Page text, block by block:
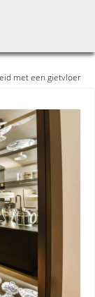
met een gietvloer